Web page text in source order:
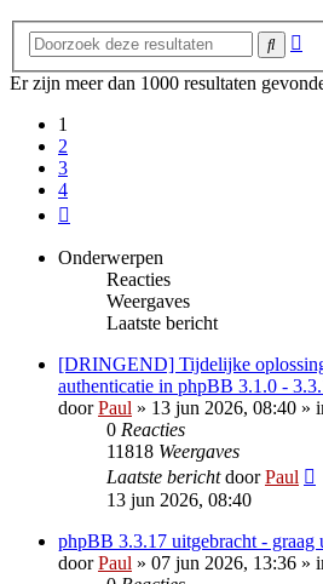
Zoek
Er zijn meer dan 1000 resultaten
1
2
3
4
Onderwerpen
Reacties
Weergaves
Laatste bericht
[DRINGEND] Tijdelijke
authenticatie in phpBB 3.1.0 -
doorPaul » 13 jun 2026, 08:40 »
0 Reacties
11818 Weergaves
Laatste berichtdoorPaul
13 jun 2026, 08:40
phpBB 3.3.17 uitgebracht - graag
doorPaul » 07 jun 2026, 13:36 »